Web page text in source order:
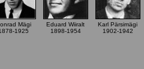
Mägi
1925
Eduard Wiiralt
1898-1954
Karl Pärsimägi
1902-1942